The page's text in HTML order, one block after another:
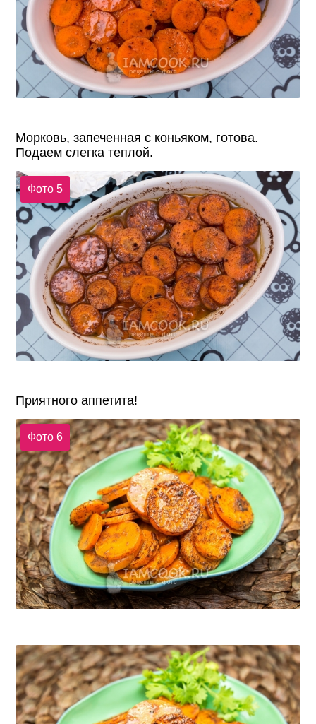
Морковь, запеченная с коньяком, готова.
Подаем слегка теплой.
Фото 5
Приятного аппетита!
Фото 6